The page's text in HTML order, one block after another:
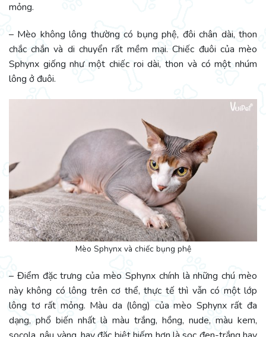
mỏng.
– Mèo không lông thường có bụng phệ, đôi chân dài, thon
chắc chắn và di chuyển rất mềm mại. Chiếc đuôi của mèo
Sphynx giống như một chiếc roi dài, thon và có một nhúm
lông ở đuôi.
Mèo Sphynx và chiếc bụng phệ
– Điểm đặc trưng của mèo Sphynx chính là những chú mèo
này không có lông trên cơ thể, thực tế thì vẫn có một lớp
lông tơ rất mỏng. Màu da (lông) của mèo Sphynx rất đa
dạng, phổ biến nhất là màu trắng, hồng, nude, màu kem,